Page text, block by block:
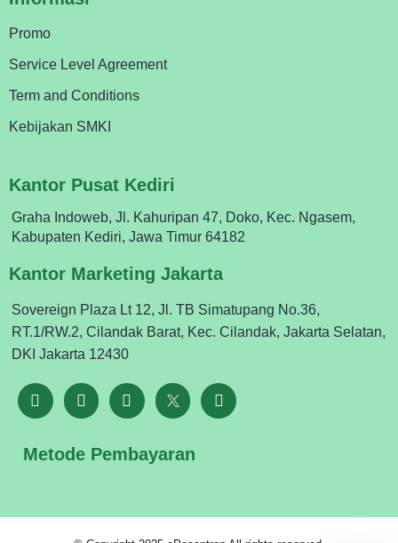
Promo
Service Level Agreement
Term and Conditions
Kebijakan SMKI
Kantor Pusat Kediri
Graha Indoweb, Jl. Kahuripan 47, Doko, Kec. Ngasem,
Kabupaten Kediri, Jawa Timur 64182
Kantor Marketing Jakarta
Sovereign Plaza Lt 12, Jl. TB Simatupang No.36,
RT.1/RW.2, Cilandak Barat, Kec. Cilandak, Jakarta Selatan,
DKI Jakarta 12430
Metode Pembayaran